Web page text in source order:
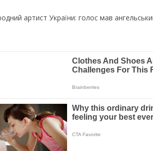
артист України: голос мав